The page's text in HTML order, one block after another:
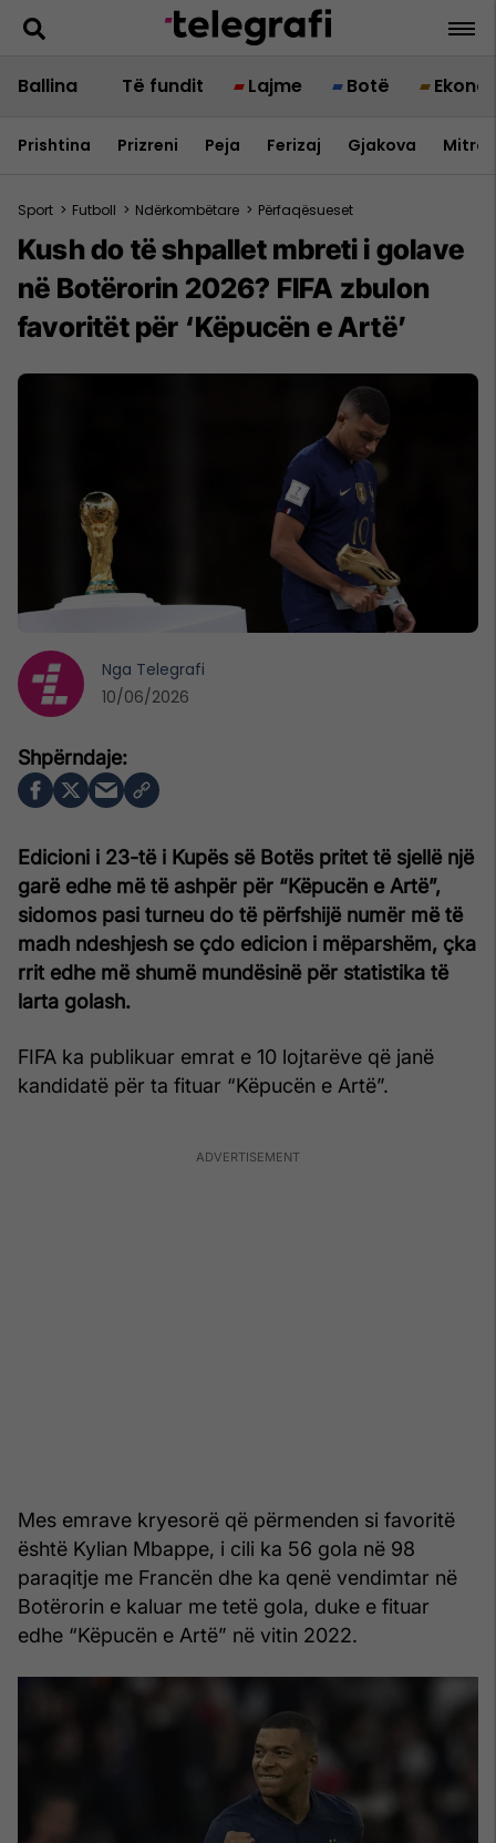
Ballina Të fundit Lajme Botë
Prishtina Prizreni Peja Ferizaj Gjakova
Sport > Futboll > Ndërkombëtare > Përfaqësueset
Kush do të shpallet mbreti i golave
në Botërorin 2026? FIFA zbulon
favoritët për ‘Këpucën e Artë’
Edicioni i 23-të i Kupës së Botës pritet të sjellë një
garë edhe më të ashpër për “Këpucën e Artë”,
sidomos pasi turneu do të përfshijë numër më të
madh ndeshjesh se çdo edicion i mëparshëm, çka
rrit edhe më shumë mundësinë për statistika të
larta golash.
FIFA ka publikuar emrat e 10 lojtarëve që janë
kandidatë për ta fituar “Këpucën e Artë”.
Mes emrave kryesorë që përmenden si favoritë
është Kylian Mbappe, i cili ka 56 gola në 98
paraqitje me Francën dhe ka qenë vendimtar në
Botërorin e kaluar me tetë gola, duke e fituar
edhe “Këpucën e Artë” në vitin 2022.
Nga Telegrafi
10/06/2026